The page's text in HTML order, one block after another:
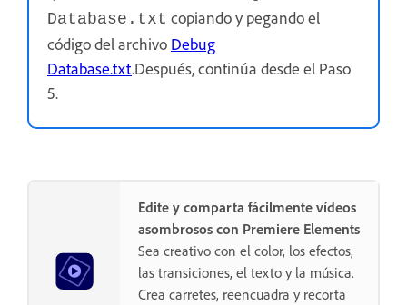
Database.txt copiando y pegando el
código del archivo Debug
Database.txt.Después, continúa desde el Paso
5.
Edite y comparta fácilmente vídeos
asombrosos con Premiere Elements
Sea creativo con el color, los efectos,
las transiciones, el texto y la música.
Crea carretes, reencuadra y recorta